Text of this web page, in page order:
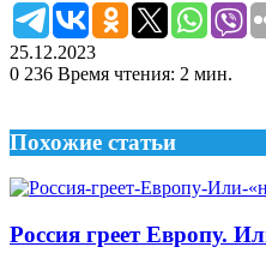
25.12.2023
0 236 Время чтения: 2 мин.
Похожие статьи
Россия греет Европу.